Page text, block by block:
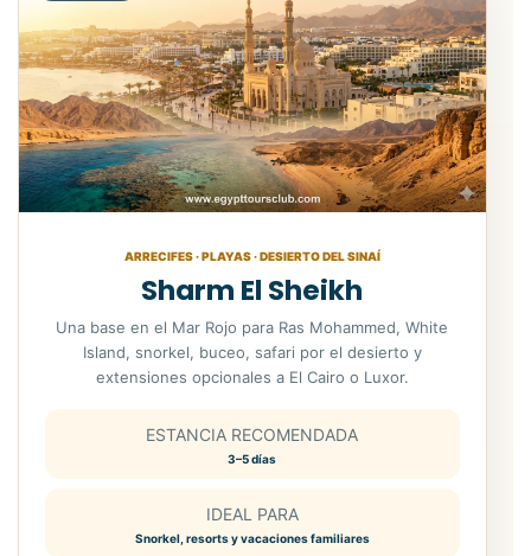
ARRECIFES · PLAYAS · DESIERTO DEL SINAÍ
Sharm El Sheikh
Una base en el Mar Rojo para Ras Mohammed, White
Island, snorkel, buceo, safari por el desierto y
extensiones opcionales a El Cairo o Luxor.
ESTANCIA RECOMENDADA
3–5 días
IDEAL PARA
Snorkel, resorts y vacaciones familiares